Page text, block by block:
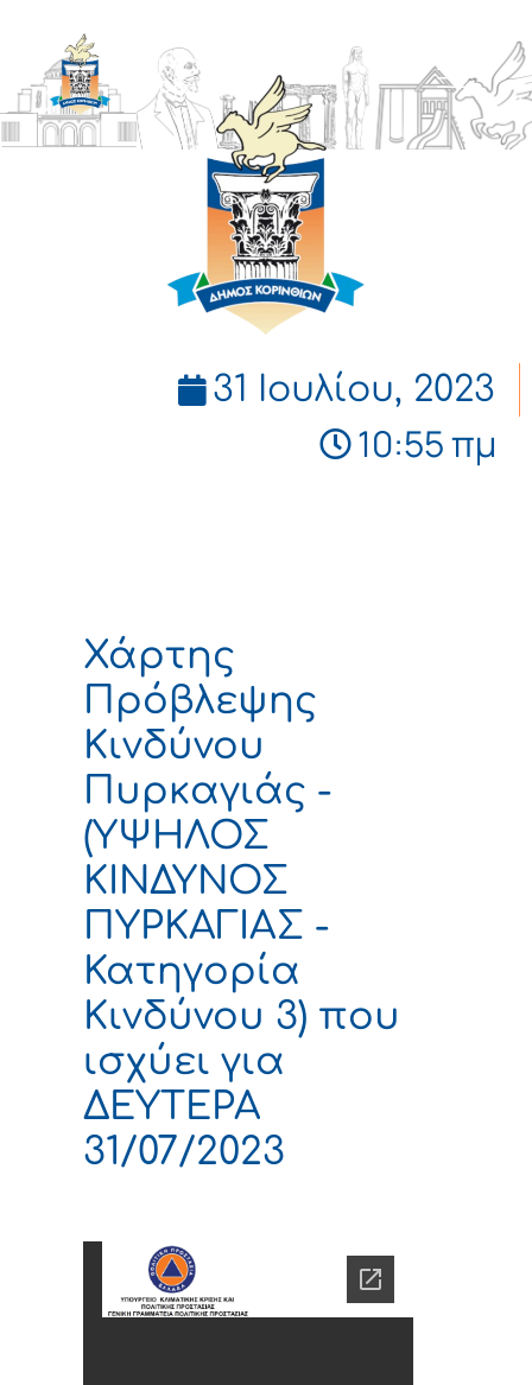
ΔΗΜΟΣ
ΚΟΡΙΝΘΙΩΝ
31 Ιουλίου, 2023
10:55 πμ
Χάρτης
Πρόβλεψης
Κινδύνου
Πυρκαγιάς -
(ΥΨΗΛΟΣ
ΚΙΝΔΥΝΟΣ
ΠΥΡΚΑΓΙΑΣ -
Κατηγορία
Κινδύνου 3) που
ισχύει για
ΔΕΥΤΕΡΑ
31/07/2023